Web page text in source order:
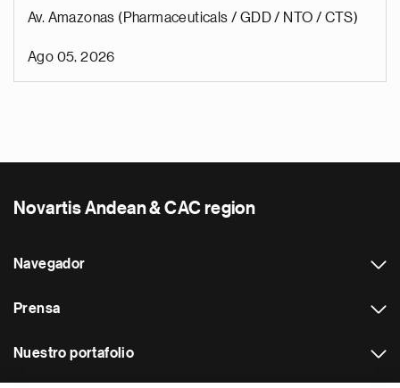
Av. Amazonas (Pharmaceuticals / GDD / NTO / CTS)
Ago 05, 2026
Novartis Andean & CAC region
Navegador
Prensa
Nuestro portafolio